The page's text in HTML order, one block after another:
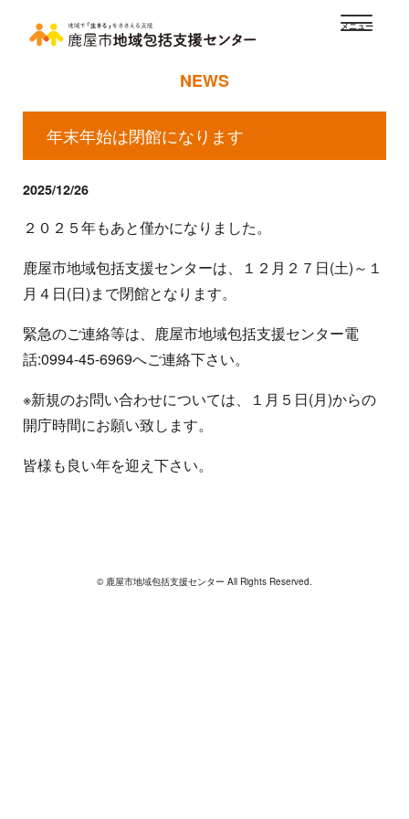
メニュー
NEWS
年末年始は閉館になります
2025/12/26
２０２５年もあと僅かになりました。
鹿屋市地域包括支援センターは、１２月２７日(土)～１
月４日(日)まで閉館となります。
緊急のご連絡等は、鹿屋市地域包括支援センター電
話:0994-45-6969へご連絡下さい。
※新規のお問い合わせについては、１月５日(月)からの
開庁時間にお願い致します。
皆様も良い年を迎え下さい。
© 鹿屋市地域包括支援センター All Rights Reserved.